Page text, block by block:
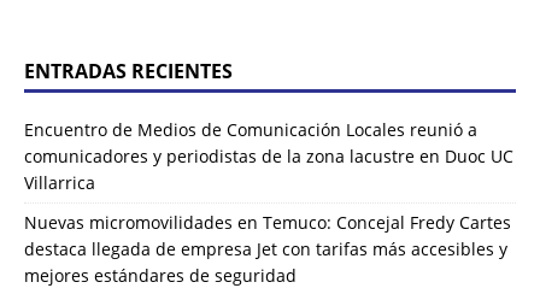
ENTRADAS RECIENTES
Encuentro de Medios de Comunicación Locales reunió a
comunicadores y periodistas de la zona lacustre en Duoc UC
Villarrica
Nuevas micromovilidades en Temuco: Concejal Fredy Cartes
destaca llegada de empresa Jet con tarifas más accesibles y
mejores estándares de seguridad